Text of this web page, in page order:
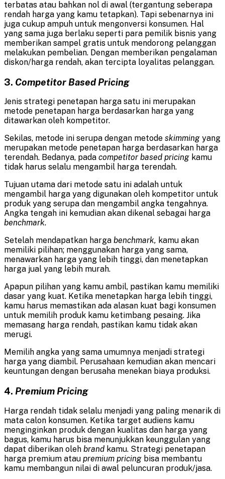
terbatas atau bahkan nol di awal (tergantung seberapa
rendah harga yang kamu tetapkan). Tapi sebenarnya ini
juga cukup ampuh untuk mengonversi konsumen. Hal
yang sama juga berlaku seperti para pemilik bisnis yang
memberikan sampel gratis untuk mendorong pelanggan
melakukan pembelian. Dengan memberikan pengalaman
diskon/harga rendah, akan tercipta loyalitas pelanggan.
3. Competitor Based Pricing
Jenis strategi penetapan harga satu ini merupakan
metode penetapan harga berdasarkan harga yang
ditawarkan oleh kompetitor.
Sekilas, metode ini serupa dengan metode skimming yang
merupakan metode penetapan harga berdasarkan harga
terendah. Bedanya, pada competitor based pricing kamu
tidak harus selalu mengambil harga terendah.
Tujuan utama dari metode satu ini adalah untuk
mengambil harga yang digunakan oleh kompetitor untuk
produk yang serupa dan mengambil angka tengahnya.
Angka tengah ini kemudian akan dikenal sebagai harga
benchmark.
Setelah mendapatkan harga benchmark, kamu akan
memiliki pilihan; menggunakan harga yang sama,
menawarkan harga yang lebih tinggi, dan menetapkan
harga jual yang lebih murah.
Apapun pilihan yang kamu ambil, pastikan kamu memiliki
dasar yang kuat. Ketika menetapkan harga lebih tinggi,
kamu harus memastikan ada alasan kuat bagi konsumen
untuk memilih produk kamu ketimbang pesaing. Jika
memasang harga rendah, pastikan kamu tidak akan
merugi.
Memilih angka yang sama umumnya menjadi strategi
harga yang diambil. Perusahaan kemudian akan mencari
keuntungan dengan berusaha menekan biaya produksi.
4. Premium Pricing
Harga rendah tidak selalu menjadi yang paling menarik di
mata calon konsumen. Ketika target audiens kamu
menginginkan produk dengan kualitas dan harga yang
bagus, kamu harus bisa menunjukkan keunggulan yang
dapat diberikan oleh brand kamu. Strategi penetapan
harga premium atau premium pricing bisa membantu
kamu membangun nilai di awal peluncuran produk/jasa.